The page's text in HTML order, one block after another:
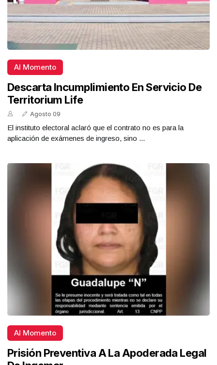
Al Momento
Descarta Incumplimiento En Servicio De
Territorium Life
Agosto 09
El instituto electoral aclaró que el contrato no es para la
aplicación de exámenes de ingreso, sino ...
Al Momento
Prisión Preventiva A La Apoderada Legal